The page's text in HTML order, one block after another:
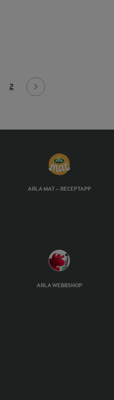
2
ARLA MAT – RECEPTAPP
ARLA WEBBSHOP